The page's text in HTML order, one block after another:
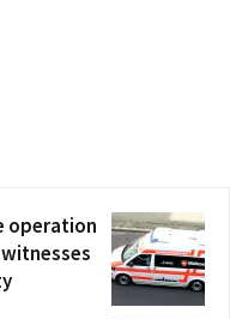
operation